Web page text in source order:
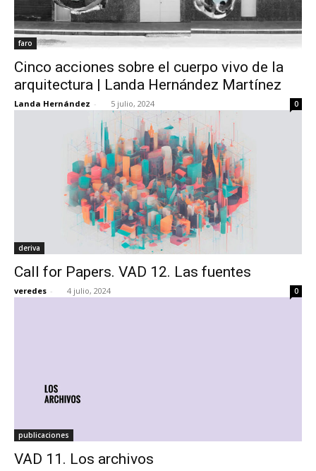
faro
Cinco acciones sobre el cuerpo vivo de la
arquitectura | Landa Hernández Martínez
Landa Hernández - 5 julio, 2024 0
deriva
Call for Papers. VAD 12. Las fuentes
veredes - 4 julio, 2024 0
publicaciones
VAD 11. Los archivos